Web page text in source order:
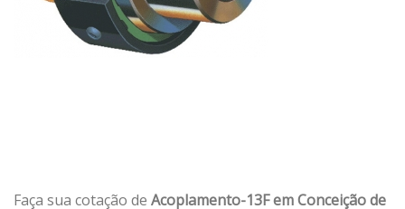
Faça sua cotação de Acoplamento-13F em Conceição de